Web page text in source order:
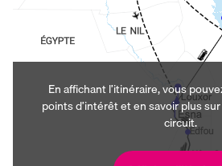
En affichant l’itinéraire, vous
points d’intérêt et en savoir plus
circuit.